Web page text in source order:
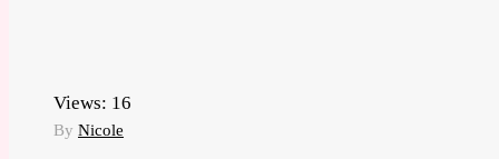
Views: 16
By Nicole